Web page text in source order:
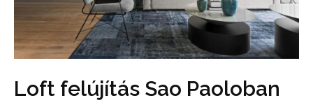
Loft felújítás Sao Paoloban